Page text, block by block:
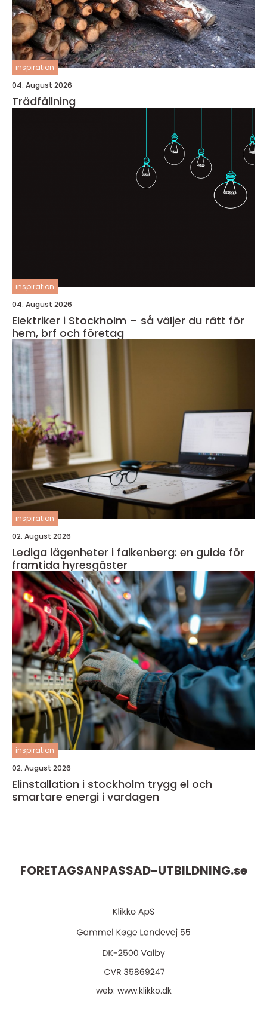
inspiration
04. August 2026
Trädfällning
inspiration
04. August 2026
Elektriker i Stockholm – så väljer du rätt för
hem, brf och företag
inspiration
02. August 2026
Lediga lägenheter i falkenberg: en guide för
framtida hyresgäster
inspiration
02. August 2026
Elinstallation i stockholm trygg el och
smartare energi i vardagen
FORETAGSANPASSAD-UTBILDNING.se
web: www.klikko.dk